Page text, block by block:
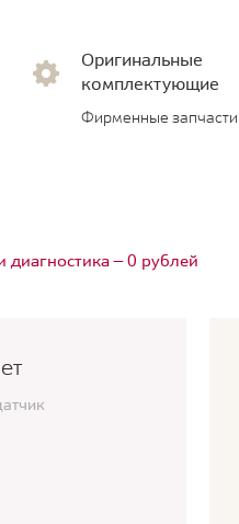
Оригинальные
комплектующие
Фирменные
диагностика — 0 рублей